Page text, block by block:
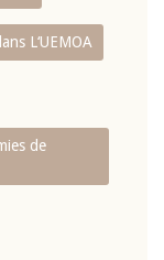
L‘UEMOA
de